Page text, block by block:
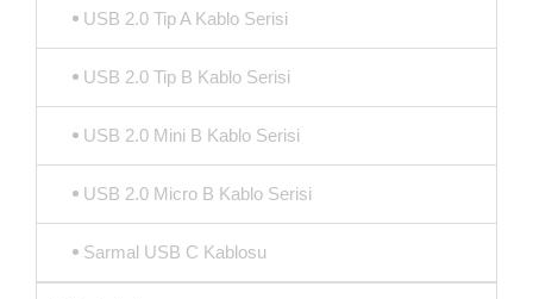
USB 2.0 Tip A Kablo Serisi
USB 2.0 Tip B Kablo Serisi
USB 2.0 Mini B Kablo Serisi
USB 2.0 Micro B Kablo Serisi
Sarmal USB C Kablosu